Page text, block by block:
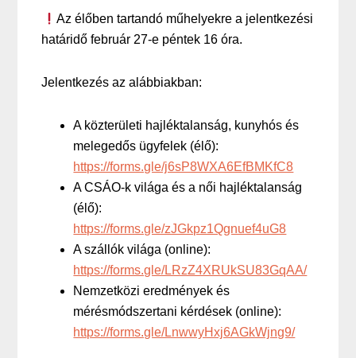
Az élőben tartandó műhelyekre a jelentkezési
határidő február 27-e péntek 16 óra.
Jelentkezés az alábbiakban:
A közterületi hajléktalanság, kunyhós és
melegedős ügyfelek (élő):
https://forms.gle/j6sP8WXA6EfBMKfC8
A CSÁO-k világa és a női hajléktalanság
(élő):
https://forms.gle/zJGkpz1Qgnuef4uG8
A szállók világa (online):
https://forms.gle/LRzZ4XRUkSU83GqAA/
Nemzetközi eredmények és
mérésmódszertani kérdések (online):
https://forms.gle/LnwwyHxj6AGkWjng9/